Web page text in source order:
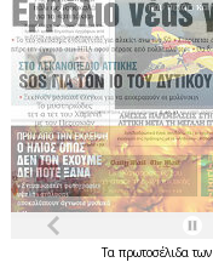
Τα πρωτοσέλιδατων